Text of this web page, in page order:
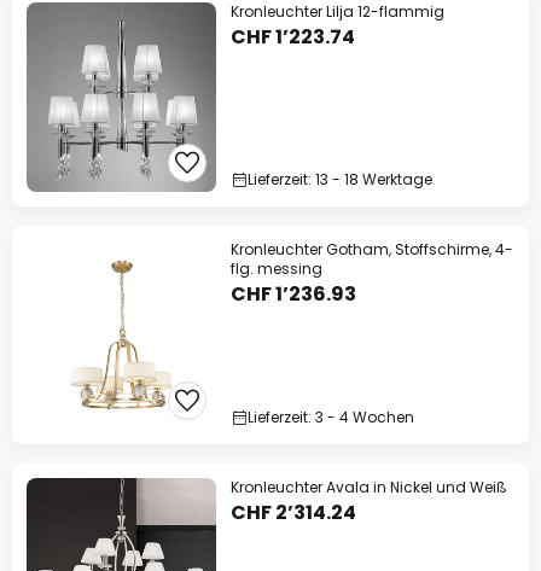
Kronleuchter Lilja 12-flammig
CHF 1’223.74
Lieferzeit: 13 - 18 Werktage
Kronleuchter Gotham, Stoffschirme, 4-
flg. messing
CHF 1’236.93
Lieferzeit: 3 - 4 Wochen
Kronleuchter Avala in Nickel und Weiß
CHF 2’314.24